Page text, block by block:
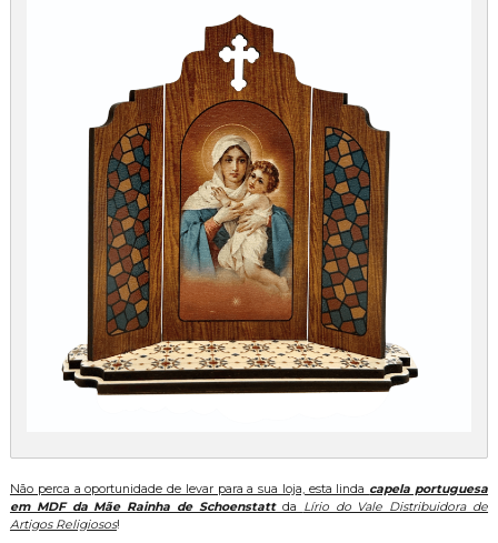
Não perca a oportunidade de levar para a sua loja, esta linda capela portuguesa
em MDF da Mãe Rainha de Schoenstattda
Lírio do Vale Distribuidora de
Artigos Religiosos!